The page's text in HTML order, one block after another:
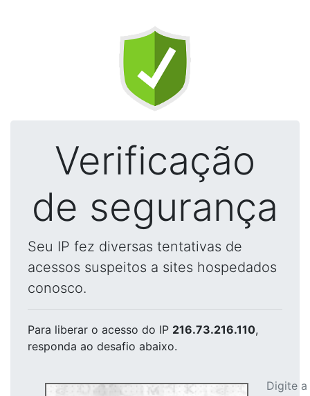
Verificação
de segurança
Seu IP fez diversas tentativas de
acessos suspeitos a sites hospedados
conosco.
Para liberar o acesso do IP 216.73.216.110,
responda ao desafio abaixo.
Digite